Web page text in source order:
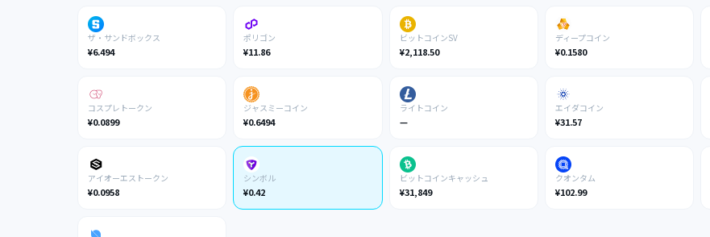
ザ・サンドボックス
¥6.494
ポリゴン
¥11.86
ビットコインSV
¥2,118.50
ディープコイン
¥0.1580
コスプレトークン
¥0.0899
ジャスミーコイン
¥0.6494
ライトコイン
—
エイダコイン
¥31.57
アイオーエストークン
¥0.0958
シンボル
¥0.42
ビットコインキャッシュ
¥31,849
クオンタム
¥102.99